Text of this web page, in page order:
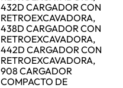
432D CARGADOR CON
RETROEXCAVADORA,
438D CARGADOR CON
RETROEXCAVADORA,
442D CARGADOR CON
RETROEXCAVADORA,
908 CARGADOR
COMPACTO DE